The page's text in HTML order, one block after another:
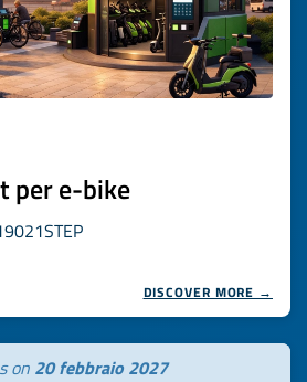
per e-bike
DISCOVER MORE →
on 20 febbraio 2027